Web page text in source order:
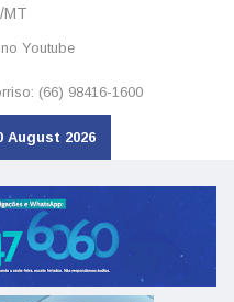
MT
Youtube
(66) 98416-1600
August 2026